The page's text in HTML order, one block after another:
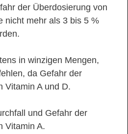
der Überdosierung von
nicht mehr als 3 bis 5 %
in winzigen Mengen,
da Gefahr der
Vitamin A und D.
und Gefahr der
Vitamin A.